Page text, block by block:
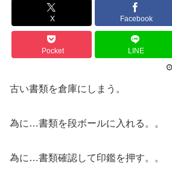
X Facebook
Pocket LINE
古い書類を倉庫にしまう。
為に…書類を段ボールに入れる。。
為に…書類確認して印鑑を押す。。